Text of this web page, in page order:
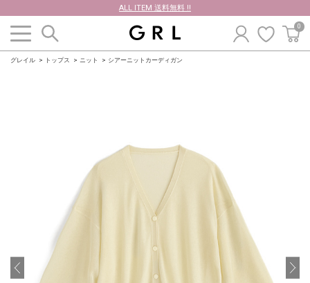
ALL ITEM 送料無料 !!
0
グレイル トップス ニット シアーニットカーディガン